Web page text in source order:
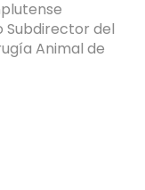
Subdirector del
Animal de